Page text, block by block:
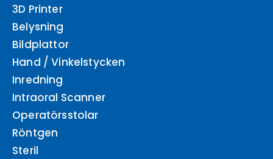
3D Printer
Belysning
Bildplattor
Hand / Vinkelstycken
Inredning
Intraoral Scanner
Operatörsstolar
Röntgen
Steril